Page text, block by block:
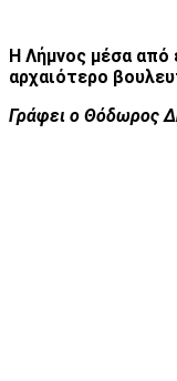
Η Λήμνος μέσα από
αρχαιότερο
Γράφει ο Θόδωρος